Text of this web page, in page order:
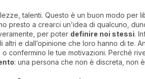
talenti. Questo è un buon modo per
presto a crearci un’idea di qualcuno,
per poter definire noi stessi.
e dall’opinione che loro hanno di te.
confermino le tue motivazioni. Perché
: una persona che non è discreta, non